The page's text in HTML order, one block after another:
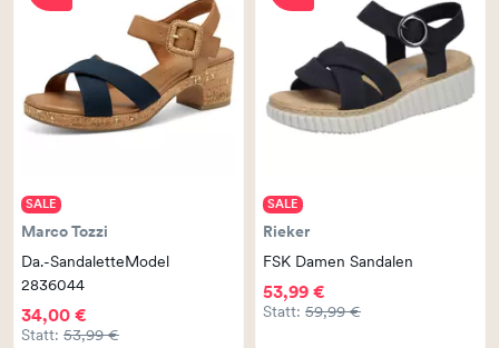
SALE
Marco Tozzi
Da.-SandaletteModel
2836044
34,00 €
Statt: 53,99 €
SALE
Rieker
FSK Damen Sandalen
53,99 €
Statt: 59,99 €